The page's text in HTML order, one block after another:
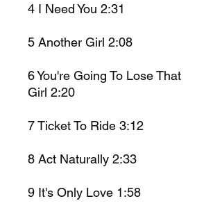
4 I Need You 2:31
5 Another Girl 2:08
6You're Going To Lose That
Girl 2:20
7Ticket To Ride 3:12
8 Act Naturally 2:33
9 It's Only Love 1:58